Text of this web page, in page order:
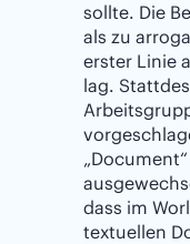
sollte. Die
als zu
erster Linie
lag.
dass im
textuellen